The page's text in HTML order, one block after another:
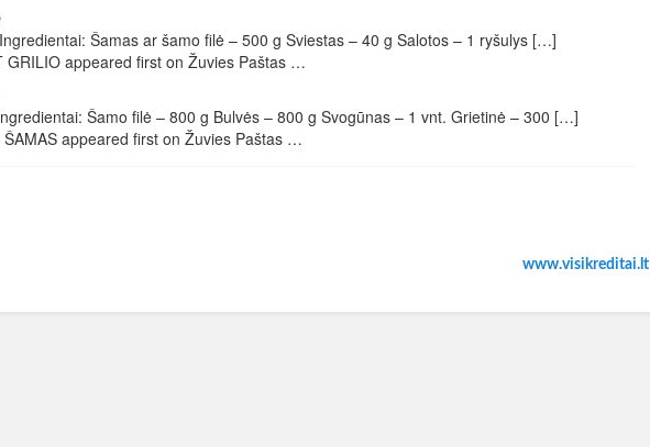
Šamas ar šamo filė – 500 g Sviestas – 40 g Salotos – 1 ryšulys […]
GRILIO appeared first on Žuvies Paštas …
Šamo filė – 800 g Bulvės – 800 g Svogūnas – 1 vnt. Grietinė – 300 […]
ŠAMAS appeared first on Žuvies Paštas …
www.visikreditai.lt